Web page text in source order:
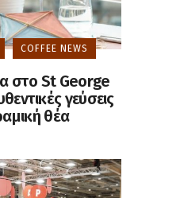
COFFEE NEWS
στο St George
γεύσεις
θέα